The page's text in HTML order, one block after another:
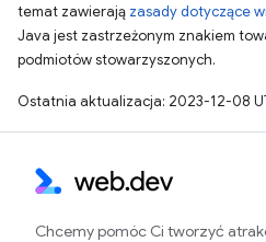
temat zawierają zasady dotyczące
Java jest zastrzeżonym znakiem
podmiotów stowarzyszonych.
Ostatnia aktualizacja: 2023-12-08
Chcemy pomóc Ci tworzyć